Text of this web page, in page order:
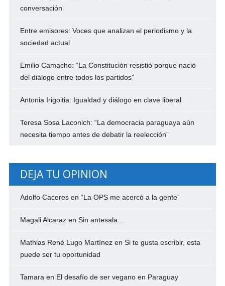
conversación
Entre emisores: Voces que analizan el periodismo y la
sociedad actual
Emilio Camacho: “La Constitución resistió porque nació
del diálogo entre todos los partidos”
Antonia Irigoitia: Igualdad y diálogo en clave liberal
Teresa Sosa Laconich: “La democracia paraguaya aún
necesita tiempo antes de debatir la reelección”
DEJA TU OPINION
Adolfo Caceresen “La OPS me acercó a la gente”
Magali Alcarazen Sin antesala…
Mathias René Lugo Martínezen Si te gusta escribir, esta
puede ser tu oportunidad
Tamaraen El desafío de ser vegano en Paraguay